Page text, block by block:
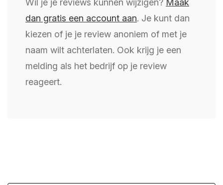
Wil je je reviews kunnen wijzigen? Maak
dan gratis een account aan. Je kunt dan
kiezen of je je review anoniem of met je
naam wilt achterlaten. Ook krijg je een
melding als het bedrijf op je review
reageert.